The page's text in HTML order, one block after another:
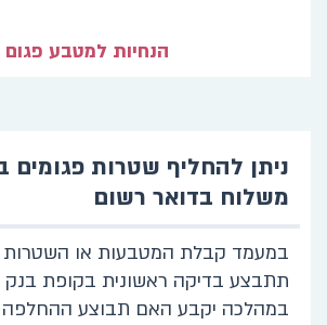
הנחיות למטבע פגום
ניתן להחליף שטרות פגומים
משלוח בדואר רשום
במעמד קבלת המטבעות או השטרות
תתבצע בדיקה ראשונית בקופת בנק
במהלכה יקבע האם תבוצע ההחלפה